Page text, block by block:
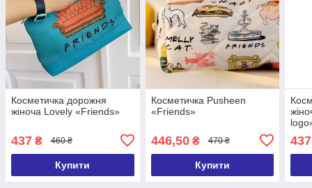
Косметичка дорожня
жіноча Lovely «Friends»
437 ₴ 460 ₴
Купити
Косметичка Pusheen
«Friends»
446,50₴ 470 ₴
Купити
437